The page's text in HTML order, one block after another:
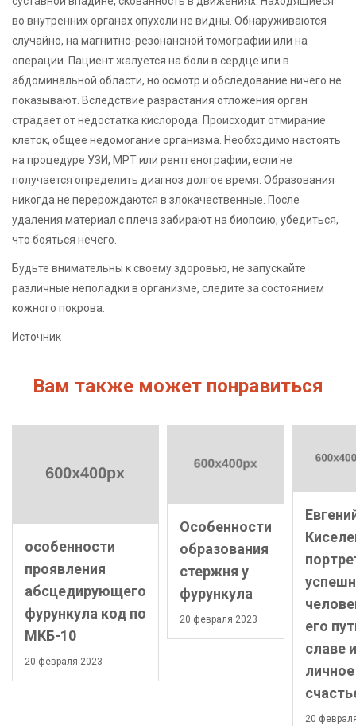
во внутренних органах опухоли не видны. Обнаруживаются
случайно, на магнитно-резонансной томографии или на
операции. Пациент жалуется на боли в сердце или в
абдоминальной области, но осмотр и обследование ничего не
показывают. Вследствие разрастания отложения орган
страдает от недостатка кислорода. Происходит отмирание
клеток, общее недомогание организма. Необходимо настоять
на процедуре УЗИ, МРТ или рентгенографии, если не
получается определить диагноз долгое время. Образования
никогда не перерождаются в злокачественные. После
удаления материал с плеча забирают на биопсию, убедиться,
что бояться нечего.
Будьте внимательны к своему здоровью, не запускайте
различные неполадки в организме, следите за состоянием
кожного покрова.
Источник
Вам также может понравиться
особенности
проявления
абсцедирующего
фурункула код по
МКБ-10
20 февраля 2023
Особенности
образования
стержня у
фурункула
20 февраля 2023
его
славе и
личное
20